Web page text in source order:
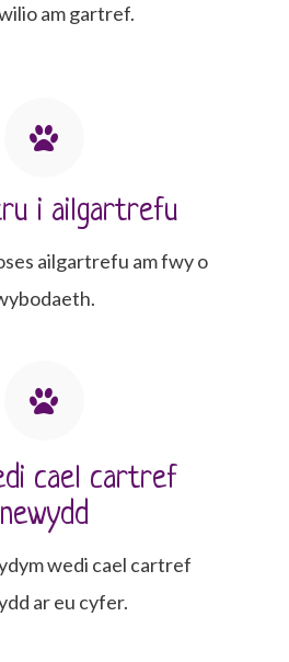
am gartref.
i ailgartrefu
ailgartrefu am fwy o
cael cartref
newydd
wedi cael cartref
ar eu cyfer.